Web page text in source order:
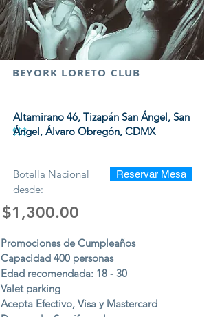
BEYORK LORETO CLUB
$$$
Altamirano 46, Tizapán San Ángel, San
Ángel, Álvaro Obregón, CDMX
Botella Nacional
desde:
Reservar Mesa
$1,300.00
Promociones de Cumpleaños
Capacidad 400 personas
Edad recomendada: 18 - 30
Valet parking
Acepta Efectivo, Visa y Mastercard